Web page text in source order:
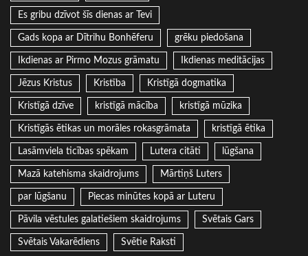
Es gribu dzīvot šīs dienas ar Tevi
Gads kopa ar Dītrihu Bonhēferu grēku piedošana
Ikdienas ar Pirmo Mozus grāmatu Ikdienas meditācijas
Jēzus Kristus Kristība Kristīgā dogmatika
Kristīgā dzīve kristīgā mācība kristīgā mūzika
Kristīgās ētikas un morāles rokasgrāmata kristīgā ētika
Lasāmviela ticības spēkam Lutera citāti lūgšana
Mazā katehisma skaidrojums Mārtiņš Luters
par lūgšanu Piecas minūtes kopā ar Luteru
Pāvila vēstules galatiešiem skaidrojums Svētais Gars
Svētais Vakarēdiens Svētie Raksti